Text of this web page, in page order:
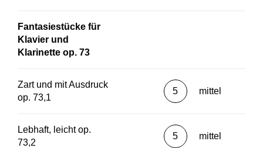
Fantasiestücke für
Klavier und
Klarinette op. 73
Zart und mit Ausdruck
op. 73,1
5 mittel
Lebhaft, leicht op.
73,2
5 mittel